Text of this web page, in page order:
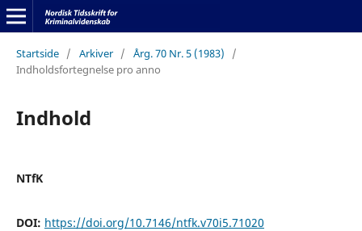
Startside / Arkiver / Årg. 70 Nr. 5 (1983)
/
Indholdsfortegnelse pro anno
Indhold
NTfK
DOI: https://doi.org/10.7146/ntfk.v70i5.71020